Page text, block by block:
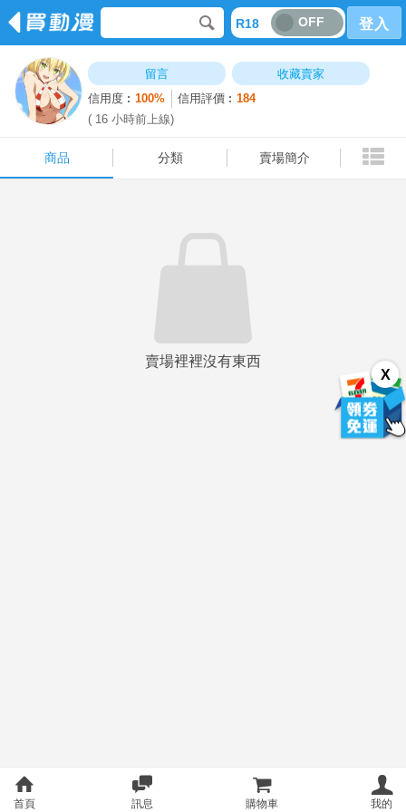
R18 OFF 登入
留言
收藏賣家
信用度︰100% 信用評價︰184
( 16 小時前上線)
商品 分類 賣場簡介
X
賣場裡裡沒有東西
商品 分類 賣場簡介
首頁 訊息 購物車 我的